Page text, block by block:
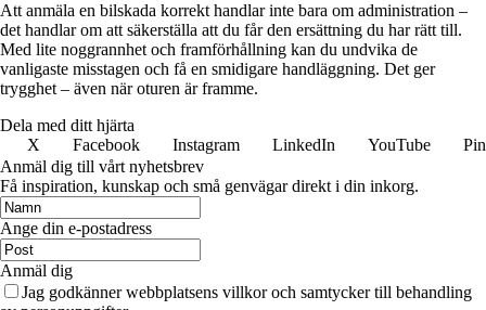
Att anmäla en bilskada korrekt handlar inte bara om administration –
det handlar om att säkerställa att du får den ersättning du har rätt till.
Med lite noggrannhet och framförhållning kan du undvika de
vanligaste misstagen och få en smidigare handläggning. Det ger
trygghet – även när oturen är framme.
Dela med ditt hjärta
X
Facebook Instagram LinkedIn YouTube
Anmäl dig till vårt nyhetsbrev
Få inspiration, kunskap och små genvägar direkt i din inkorg.
Ange din e-postadress
Anmäl dig
Jag godkänner webbplatsens villkor och samtycker till behandling